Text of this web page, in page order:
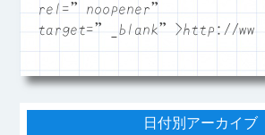
rel=”noopener”
target=”_blank”>http://
日付別アーカイブ